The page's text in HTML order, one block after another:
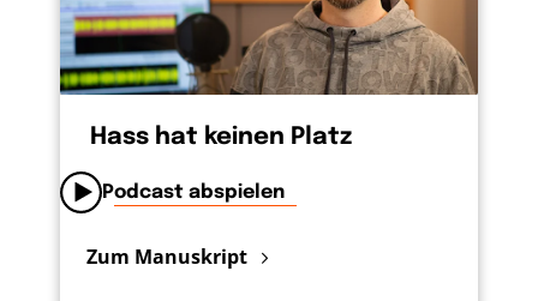
Hass hat keinen Platz
Podcast abspielen
Zum Manuskript